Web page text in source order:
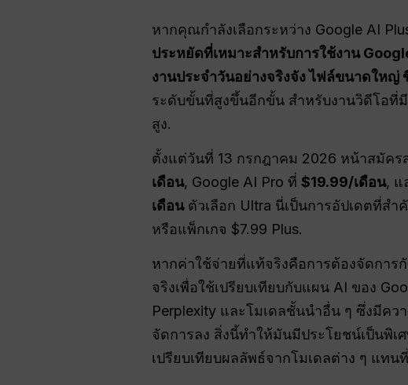
หากคุณกำลังเลือกระหว่าง Google AI
ประหยัดที่เหมาะสำหรับการใช้งาน
งานประจำวันอย่างจริงจัง ไฟล์ขนาดให
ระดับขั้นที่สูงขึ้นอีกขั้น สำหรับงานวิดีโอที่
สูง.
ตั้งแต่วันที่ 13 กรกฎาคม 2026 หน้าสมัคร
เดือน, Google AI Pro ที่ $19.99/เดือน, แ
เดือนตัวเลือก Ultra นี่เป็นการอัปเดตที่สำ
หรือแพ็กเกจ $7.99 Plus.
หากค่าใช้จ่ายที่แท้จริงคือการต้องจัดการ
จริงเพื่อใช้เปรียบเทียบกับแผน AI ของ
Perplexity และโมเดลชั้นนำอื่น ๆ ซึ่งมีค
จัดการลง สิ่งนี้ทำให้มันมีประโยชน์เป็นพิเ
เปรียบเทียบผลลัพธ์จากโมเดลต่าง ๆ แท